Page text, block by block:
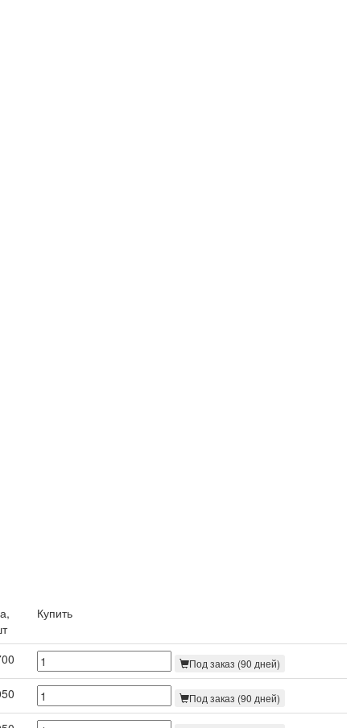
Купить
Под заказ (90 дней)
Под заказ (90 дней)